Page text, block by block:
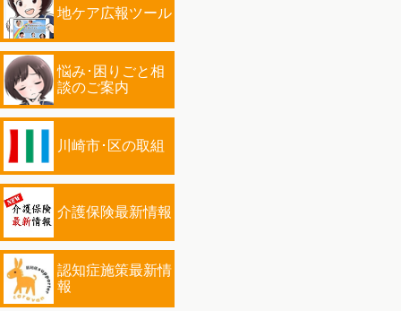
地ケア広報ツール
悩み･困りごと相
談のご案内
川崎市･区の取組
介護保険最新情報
認知症施策最新情
報